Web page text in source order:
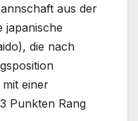
aus der
japanische
die nach
einer
Punkten Rang